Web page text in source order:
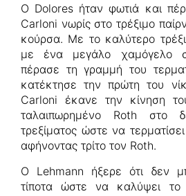
Ο Dolores ήταν φωτιά και
Carloni νωρίς στο τρέξιμο
κούρσα. Με το καλύτερο
με ένα μεγάλο χαμόγελο
πέρασε τη γραμμή του
κατέκτησε την πρώτη του
Carloni έκανε την κίνηση
ταλαιπωρημένο Roth στο
τρεξίματος ώστε να
αφήνοντας τρίτο τον Roth.
Ο Lehmann ήξερε ότι δεν
τίποτα ώστε να καλύψει